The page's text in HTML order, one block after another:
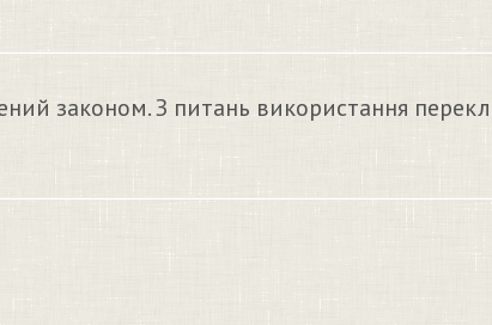
законом. З питань використання